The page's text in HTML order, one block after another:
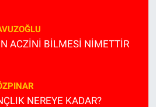
ACZİNİ BİLMESİ NİMETTİR
NEREYE KADAR?